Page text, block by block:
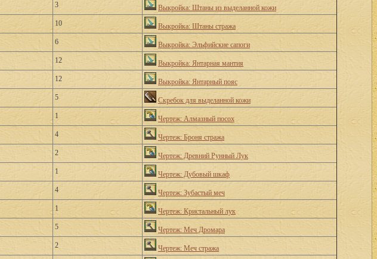
3 Выкройка: Штаны из выделанной кожи
10 Выкройка: Штаны стража
6 Выкройка: Эльфийские сапоги
12 Выкройка: Янтарная мантия
12 Выкройка: Янтарный пояс
5 Скребок для выделанной кожи
1 Чертеж: Алмазный посох
4 Чертеж: Броня стража
2 Чертеж: Древний Рунный Лук
1 Чертеж: Дубовый шкаф
4 Чертеж: Зубастый меч
1 Чертеж: Кристальный лук
5 Чертеж: Меч Дромара
2 Чертеж: Меч стража